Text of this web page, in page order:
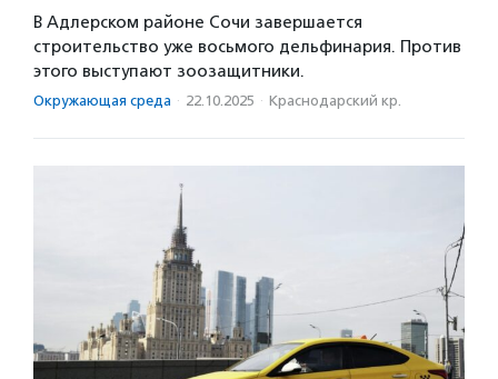
В Адлерском районе Сочи завершается
строительство уже восьмого дельфинария. Против
этого выступают зоозащитники.
Окружающая среда · 22.10.2025 · Краснодарский кр.